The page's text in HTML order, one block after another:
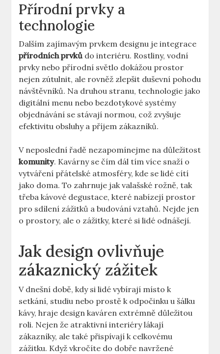
Přírodní prvky a
technologie
Dalším zajímavým prvkem designu je integrace
přírodních prvků do interiéru. Rostliny, vodní
prvky nebo přírodní světlo dokážou prostor
nejen zútulnit, ale rovněž zlepšit duševní pohodu
návštěvníků. Na druhou stranu, technologie jako
digitální menu nebo bezdotykové systémy
objednávání se stávají normou, což zvyšuje
efektivitu obsluhy a příjem zákazníků.
V neposlední řadě nezapomínejme na důležitost
komunity. Kavárny se čím dál tím více snaží o
vytváření přátelské atmosféry, kde se lidé cítí
jako doma. To zahrnuje jak valašské rožně, tak
třeba kávové degustace, které nabízejí prostor
pro sdílení zážitků a budování vztahů. Nejde jen
o prostory, ale o zážitky, které si lidé odnášejí.
Jak design ovlivňuje
zákaznický zážitek
V dnešní době, kdy si lidé vybírají místo k
setkání, studiu nebo prostě k odpočinku u šálku
kávy, hraje design kaváren extrémně důležitou
roli. Nejen že atraktivní interiéry lákají
zákazníky, ale také přispívají k celkovému
zážitku. Když vkročíte do dobře navržené